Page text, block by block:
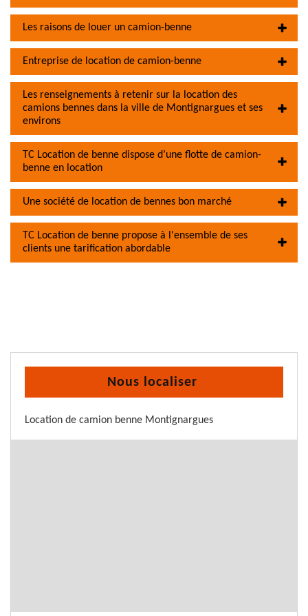
Les raisons de louer un camion-benne
Entreprise de location de camion-benne
Les renseignements à retenir sur la location des
camions bennes dans la ville de Montignargues et ses
environs
TC Location de benne dispose d’une flotte de camion-
benne en location
Une société de location de bennes bon marché
TC Location de benne propose à l'ensemble de ses
clients une tarification abordable
Nous localiser
Location de camion benne Montignargues